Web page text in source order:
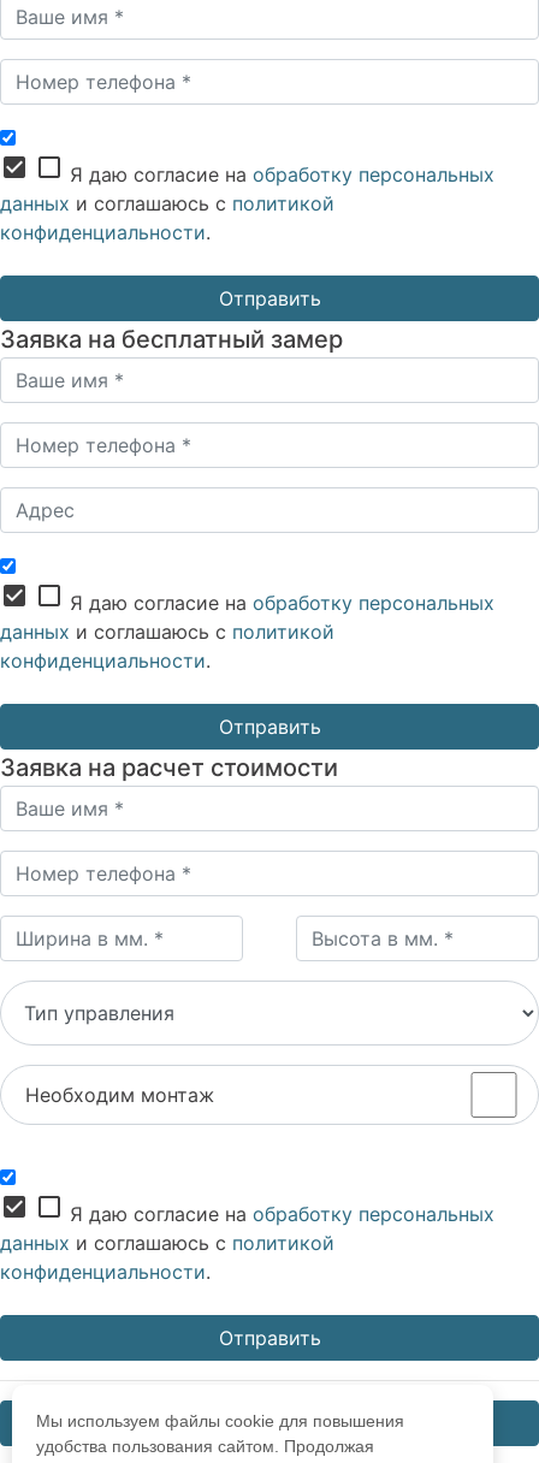
Мы используем файлы cookie для повышения
удобства пользования сайтом. Продолжая
check_box check_box_outline_blank Я даю согласие на обработку персональных
данных и соглашаюсь с политикой
конфиденциальности.
Заявка на бесплатный замер
check_box check_box_outline_blank Я даю согласие на обработку персональных
данных и соглашаюсь с политикой
конфиденциальности.
Заявка на расчет стоимости
Необходим монтаж
check_box check_box_outline_blank Я даю согласие на обработку персональных
данных и соглашаюсь с политикой
конфиденциальности.
Закрыть